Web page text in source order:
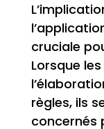
cruciale
Lorsque
règles, ils
concernés